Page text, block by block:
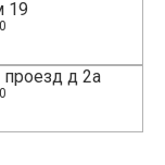
19
д 2а